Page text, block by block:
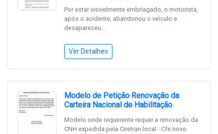
Por estar visivelmente embriagado, o motorista,
após o acidente, abandonou o veículo e
desapareceu...
Ver Detalhes
Modelo de Petição Renovação da
Carteira Nacional de Habilitação
Modelo onde requerente requer a renovação da
CNH expedida pela Ciretran local - Cfe novo